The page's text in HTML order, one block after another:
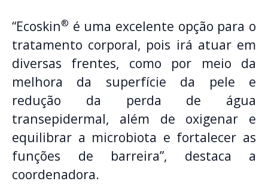
“Ecoskin® é uma excelente opção para o
tratamento corporal, pois irá atuar em
diversas frentes, como por meio da
melhora da superfície da pele e
redução da perda de água
transepidermal, além de oxigenar e
equilibrar a microbiota e fortalecer as
funções de barreira”, destaca a
coordenadora.